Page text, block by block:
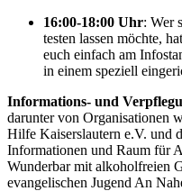
16:00-18:00 Uhr: Wer
testen lassen möchte,
euch einfach am
in einem speziell
Informations- und
darunter von Organisationen
Hilfe Kaiserslautern e.V. und
Informationen und Raum für
Wunderbar mit alkoholfreien
evangelischen Jugend An